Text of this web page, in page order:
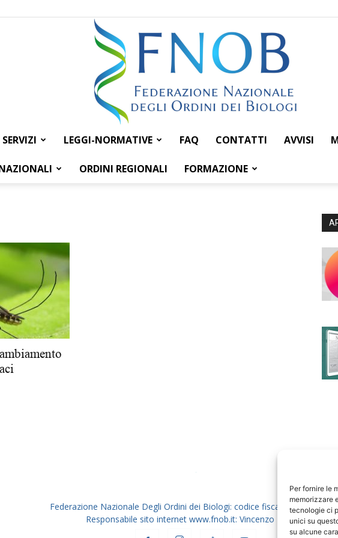
Per fornire le
memorizzare
tecnologie ci
unici su
su alcune
Federazione
dei
SERVIZI LEGGI-NORMATIVE FAQ CONTATTI AVVISI
ORDINI REGIONALI FORMAZIONE
Federazione Nazionale Degli Ordini dei Biologi: codice fiscale
Responsabile sito internet www.fnob.it: Vincenzo D'Anna